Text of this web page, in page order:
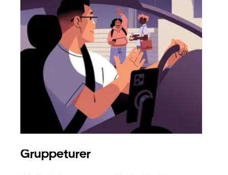
Gruppeturer